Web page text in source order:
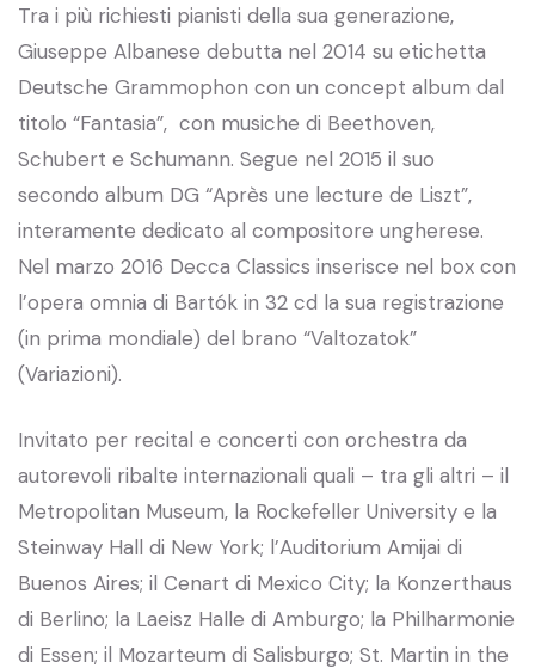
Tra i più richiesti pianisti della sua generazione,
Giuseppe Albanese debutta nel 2014 su etichetta
Deutsche Grammophon con un concept album dal
titolo “Fantasia”, con musiche di Beethoven,
Schubert e Schumann. Segue nel 2015 il suo
secondo album DG “Après une lecture de Liszt”,
interamente dedicato al compositore ungherese.
Nel marzo 2016 Decca Classics inserisce nel box con
l’opera omnia di Bartók in 32 cd la sua registrazione
(in prima mondiale) del brano “Valtozatok”
(Variazioni).
Invitato per recital e concerti con orchestra da
autorevoli ribalte internazionali quali – tra gli altri – il
Metropolitan Museum, la Rockefeller University e la
Steinway Hall di New York; l’Auditorium Amijai di
Buenos Aires; il Cenart di Mexico City; la Konzerthaus
di Berlino; la Laeisz Halle di Amburgo; la Philharmonie
di Essen; il Mozarteum di Salisburgo; St. Martin in the